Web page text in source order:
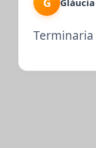
Gláucia
Terminaria